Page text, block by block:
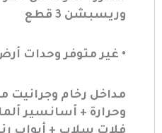
وريسبشن 3 قطع
• غير متوفر وحدات
مداخل رخام وجرانيت
وحرارة + أسانسير